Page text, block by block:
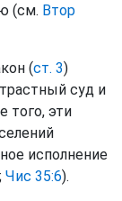
(см. Втор
(ст. 3)
суд и
того, эти
исполнение
Чис 35:6).